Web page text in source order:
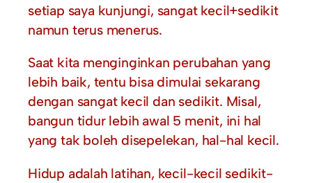
setiap saya kunjungi, sangat kecil+sedikit
namun terus menerus.
Saat kita menginginkan perubahan yang
lebih baik, tentu bisa dimulai sekarang
dengan sangat kecil dan sedikit. Misal,
bangun tidur lebih awal 5 menit, ini hal
yang tak boleh disepelekan, hal-hal kecil.
Hidup adalah latihan, kecil-kecil sedikit-